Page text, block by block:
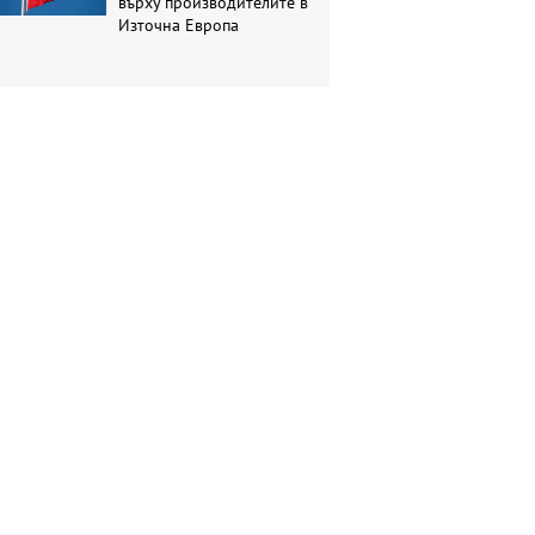
Източна Европа